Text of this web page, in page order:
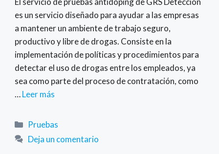
es un servicio diseñado para ayudar a las empresas
a mantener un ambiente de trabajo seguro,
productivo y libre de drogas. Consiste en la
implementación de políticas y procedimientos para
detectar el uso de drogas entre los empleados, ya
sea como parte del proceso de contratación, como
…Leer más
Categorías
Pruebas
Deja un comentario